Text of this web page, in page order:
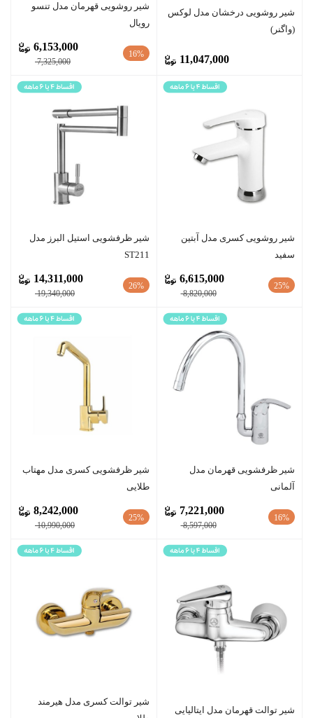
شیر روشویی درخشان مدل لوکس
(واگنر)
11,047,000
شیر روشویی قهرمان مدل تنسو
رویال
16%
7,325,000
6,153,000
شیر روشویی کسری مدل آبتین
سفید
25%
8,820,000
6,615,000
شیر ظرفشویی استیل البرز مدل
ST211
26%
19,340,000
14,311,000
شیر ظرفشویی قهرمان مدل
آلمانی
16%
8,597,000
7,221,000
شیر ظرفشویی کسری مدل مهتاب
طلایی
25%
10,990,000
8,242,000
شیر توالت قهرمان مدل ایتالیایی
شیر توالت کسری مدل هیرمند